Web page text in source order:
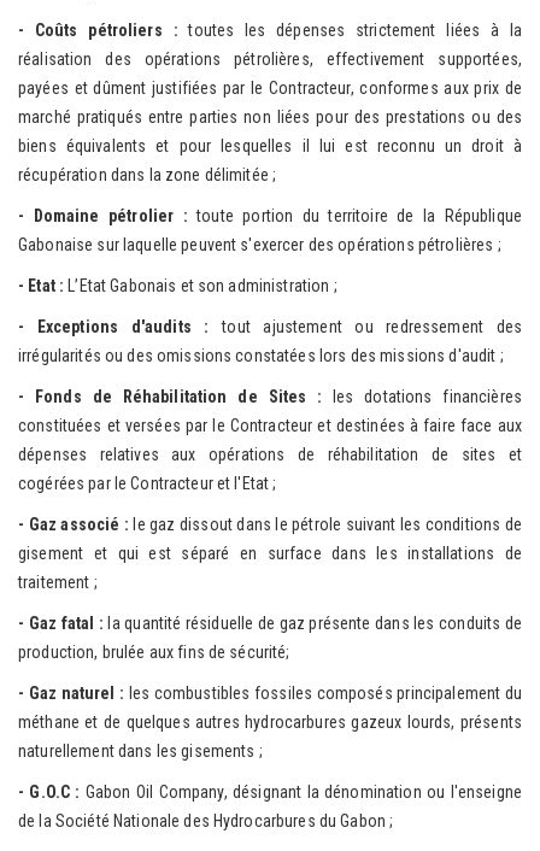
- Coûts pétroliers :toutes les dépenses strictement liées à la
réalisation des opérations pétrolières, effectivement supportées,
payées et dûment justifiées par le Contracteur, conformes aux prix de
marché pratiqués entre parties non liées pour des prestations ou des
biens équivalents et pour lesquelles il lui est reconnu un droit à
récupération dans la zone délimitée ;
- Domaine pétrolier :toute portion du territoire de la République
Gabonaise sur laquelle peuvent s'exercer des opérations pétrolières ;
- Etat : L’Etat Gabonais et son administration ;
- Exceptions d'audits :tout ajustement ou redressement des
irrégularités ou des omissions constatées lors des missions d'audit ;
- Fonds de Réhabilitation de Sites :
les dotations financières
constituées et versées par le Contracteur et destinées à faire face aux
dépenses relatives aux opérations de réhabilitation de sites et
cogérées par le Contracteur et l'Etat ;
- Gaz associé : le gaz dissout dans le pétrole suivant les conditions de
gisement et qui est séparé en surface dans les installations de
traitement ;
- Gaz fatal : la quantité résiduelle de gaz présente dans les conduits de
production, brulée aux fins de sécurité;
- Gaz nature : les combustibles fossiles composés principalement du
méthane et de quelques autres hydrocarbures gazeux lourds, présents
naturellement dans les gisements ;
- G.O.C : Gabon Oil Company, désignant la dénomination ou l'enseigne
de la Société Nationale des Hydrocarbures du Gabon ;